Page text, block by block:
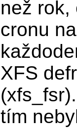
než rok,
cronu
XFS
tím